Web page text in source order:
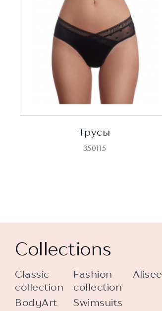
Трусы
350115
Collections
Classic
collection
BodyArt
Fashion
collection
Swimsuits
Alisee